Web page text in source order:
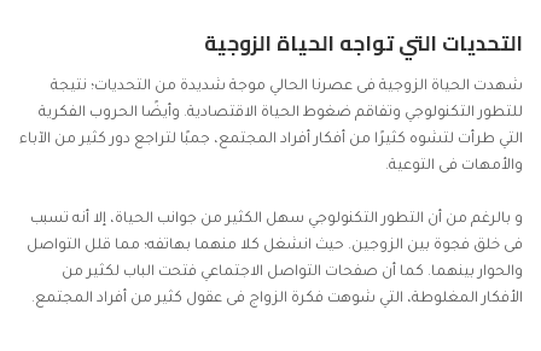
التحديات التي تواجه الحياة الزوجية
شهدت الحياة الزوجية فى عصرنا الحالي موجة شديدة من التحديات؛ نتيجة
للتطور التكنولوجي وتفاقم ضغوط الحياة الاقتصادية. وأيضًا الحروب الفكرية
التي طرأت لتشوه كثيرًا من أفكار أفراد المجتمع، جمبًا لتراجع دور كثير من الآباء
والأمهات فى التوعية.
و بالرغم من أن التطور التكنولوجي سهل الكثير من جوانب الحياة، إلا أنه تسبب
فى خلق فجوة بين الزوجين. حيث انشغل كلا منهما بهاتفه؛ مما قلل التواصل
والحوار بينهما. كما أن صفحات التواصل الاجتماعي فتحت الباب لكثير من
الأفكار المغلوطة، التي شوهت فكرة الزواج فى عقول كثير من أفراد المجتمع.